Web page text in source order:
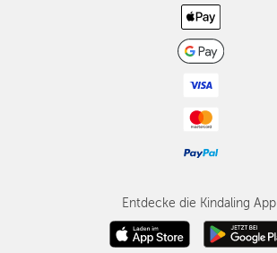
Entdecke die Kindaling App